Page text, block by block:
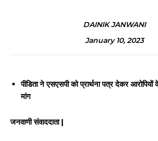
DAINIK JANWANI
January 10, 2023
पीडिता ने एसएसपी को प्रार्थना पत्र देकर आरोपियों
मांग
जनवाणी संवाददाता |